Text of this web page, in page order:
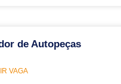
de Autopeças
VAGA